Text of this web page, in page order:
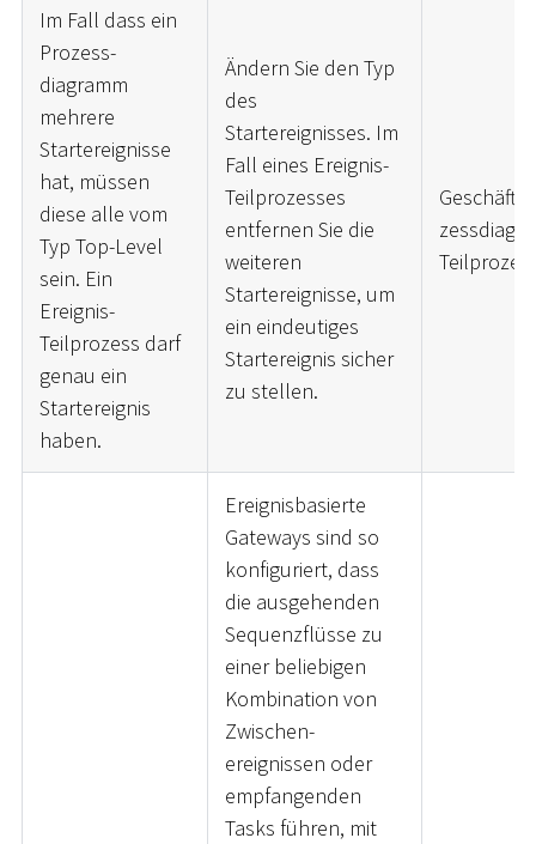
Im Fall dass ein
Prozess-
diagramm
mehrere
Startereignisse
hat, müssen
diese alle vom
Typ Top-Level
sein. Ein
Ereignis-
Teilprozess darf
genau ein
Startereignis
haben.
Ändern Sie den Typ
des
Startereignisses. Im
Fall eines Ereignis-
Teilprozesses
entfernen Sie die
weiteren
Startereignisse, um
ein eindeutiges
Startereignis sicher
zu stellen.
Ereignisbasierte
Gateways sind so
konfiguriert, dass
die ausgehenden
Sequenzflüsse zu
einer beliebigen
Kombination von
Zwischen-
ereignissen oder
empfangenden
Tasks führen, mit